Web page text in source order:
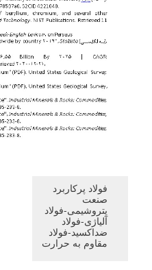
فولاد پرکاربرد
صنعت
پتروشیمی-فولاد
آلیاژی-فولاد
ضداکسید-فولاد
مقاوم به حرارت